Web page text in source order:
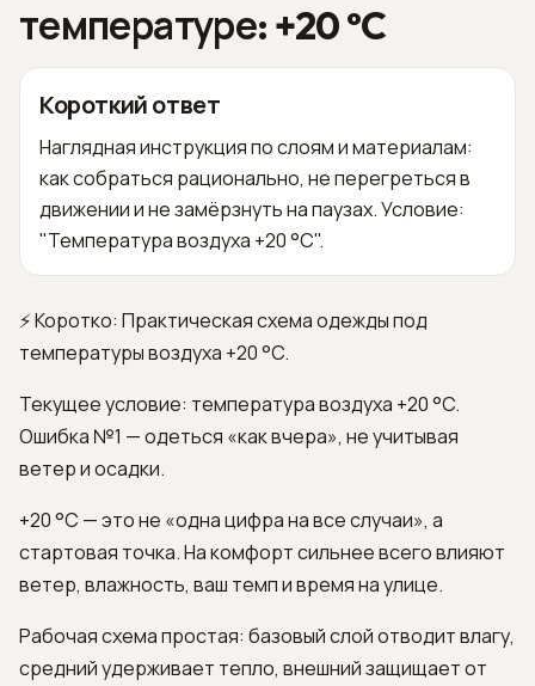
температуре: +20 °C
Короткий ответ
Наглядная инструкция по слоям и материалам:
как собраться рационально, не перегреться в
движении и не замёрзнуть на паузах. Условие:
"Температура воздуха +20 °C".
⚡ Коротко: Практическая схема одежды под
температуры воздуха +20 °C.
Текущее условие: температура воздуха +20 °C.
Ошибка №1 — одеться «как вчера», не учитывая
ветер и осадки.
+20 °C — это не «одна цифра на все случаи», а
стартовая точка. На комфорт сильнее всего влияют
ветер, влажность, ваш темп и время на улице.
Рабочая схема простая: базовый слой отводит влагу,
средний удерживает тепло, внешний защищает от